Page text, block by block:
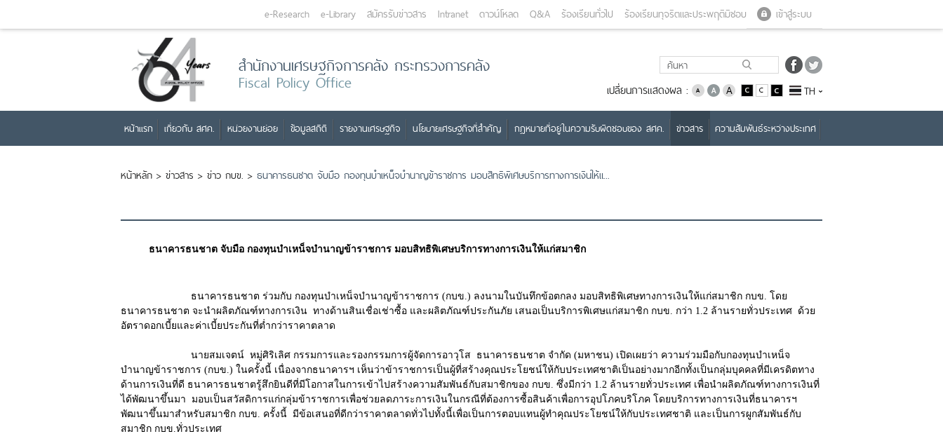
เข้าสู่ระบบ
e-Research e-Library สมัครรับข่าวสาร Intranet ดาวน์โหลด Q&A ร้องเรียนทั่วไป ร้องเรียนทุจริตและประพฤติมิชอบ
สำนักงานเศรษฐกิจการคลัง กระทรวงการคลัง
Fiscal Policy Office เปลี่ยนการแสดงผล : TH
หน้าแรก เกี่ยวกับ สศค. หน่วยงานย่อย ข้อมูลสถิติ รายงานเศรษฐกิจ นโยบายเศรษฐกิจที่สำคัญ กฎหมายที่อยู่ในความรับผิดชอบของ สศค. ข่าวสาร ความสัมพันธ์ระหว่างประเทศ
หน้าหลัก > ข่าวสาร > ข่าว กบข. > ธนาคารธนชาต จับมือ กองทุนบำเหน็จบำนาญข้าราชการ มอบสิทธิพิเศษบริการทางการเงินให้แ...
ธนาคารธนชาต จับมือ กองทุนบำเหน็จบำนาญข้าราชการ มอบสิทธิพิเศษบริการทางการเงินให้แก่สมาชิก
ธนาคารธนชาต ร่วมกับ กองทุนบำเหน็จบำนาญข้าราชการ (กบข.) ลงนามในบันทึกข้อตกลง มอบสิทธิพิเศษทางการเงินให้แก่สมาชิก กบข. โดย
ธนาคารธนชาต จะนำผลิตภัณฑ์ทางการเงิน ทางด้านสินเชื่อเช่าซื้อ และผลิตภัณฑ์ประกันภัย เสนอเป็นบริการพิเศษแก่สมาชิก กบข. กว่า 1.2 ล้านรายทั่วประเทศ ด้วย
อัตราดอกเบี้ยและค่าเบี้ยประกันที่ต่ำกว่าราคาตลาด
นายสมเจตน์ หมู่ศิริเลิศ กรรมการและรองกรรมการผู้จัดการอาวุโส ธนาคารธนชาต จำกัด (มหาชน) เปิดเผยว่า ความร่วมมือกับกองทุนบำเหน็จ
บำนาญข้าราชการ (กบข.) ในครั้งนี้ เนื่องจากธนาคารฯ เห็นว่าข้าราชการเป็นผู้ที่สร้างคุณประโยชน์ให้กับประเทศชาติเป็นอย่างมากอีกทั้งเป็นกลุ่มบุคคลที่มีเครดิตทาง
ด้านการเงินที่ดี ธนาคารธนชาตรู้สึกยินดีที่มีโอกาสในการเข้าไปสร้างความสัมพันธ์กับสมาชิกของ กบข. ซึ่งมีกว่า 1.2 ล้านรายทั่วประเทศ เพื่อนำผลิตภัณฑ์ทางการเงินที่
ได้พัฒนาขึ้นมา มอบเป็นสวัสดิการแก่กลุ่มข้าราชการเพื่อช่วยลดภาระการเงินในกรณีที่ต้องการซื้อสินค้าเพื่อการอุปโภคบริโภค โดยบริการทางการเงินที่ธนาคารฯ
พัฒนาขึ้นมาสำหรับสมาชิก กบข. ครั้งนี้ มีข้อเสนอที่ดีกว่าราคาตลาดทั่วไปทั้งนี้เพื่อเป็นการตอบแทนผู้ทำคุณประโยชน์ให้กับประเทศชาติ และเป็นการผูกสัมพันธ์กับ
สมาชิก กบข.ทั่วประเทศ